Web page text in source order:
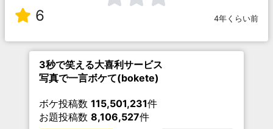
6 4年くらい前
3秒で笑える大喜利サービス
写真で一言ボケて(bokete)
ボケ投稿数 115,501,231件
お題投稿数 8,106,527件